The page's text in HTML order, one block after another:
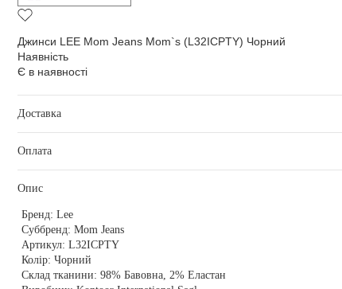
Джинси LEE Mom Jeans Mom`s (L32ICPTY) Чорний
Наявність
Є в наявності
Доставка
Оплата
Опис
Бренд: Lee
Суббренд: Mom Jeans
Артикул: L32ICPTY
Колір: Чорний
Склад тканини: 98% Бавовна, 2% Еластан